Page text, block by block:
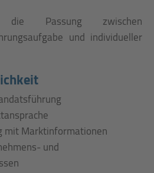
die Passung zwischen
und individueller
mit Marktinformationen
und